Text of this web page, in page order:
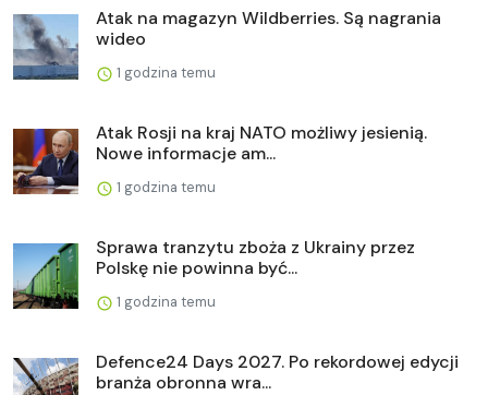
Atak na magazyn Wildberries. Są nagrania
wideo
1 godzina temu
Atak Rosji na kraj NATO możliwy jesienią.
Nowe informacje am...
1 godzina temu
Sprawa tranzytu zboża z Ukrainy przez
Polskę nie powinna być...
1 godzina temu
Defence24 Days 2027. Po rekordowej edycji
branża obronna wra...